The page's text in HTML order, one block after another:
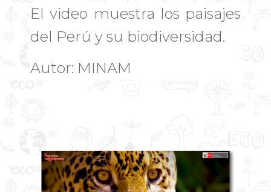
El video muestra los paisajes
del Perú y su biodiversidad.
Autor: MINAM